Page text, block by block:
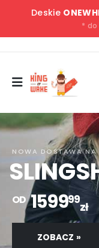
Deskie
*
NOWA DOSTAWA
OD 159999
zł
ZOBACZ »